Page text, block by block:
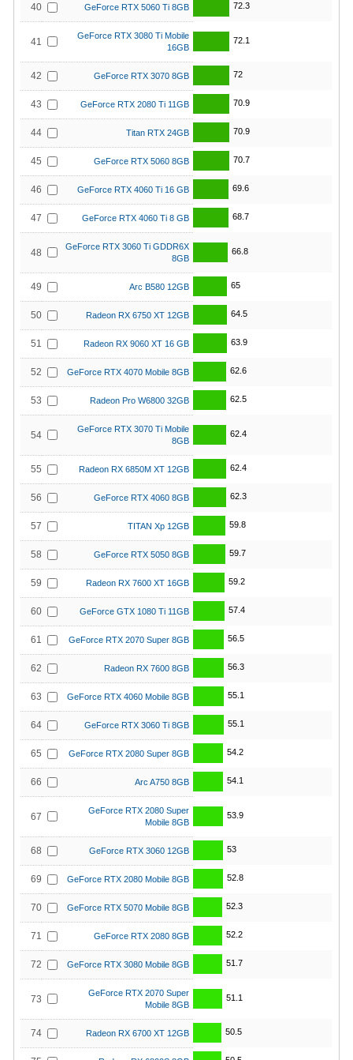
40 GeForce RTX 5060 Ti 8GB 72.3
41
GeForce RTX 3080 Ti Mobile
16GB
72.1
42 GeForce RTX 3070 8GB 72
43 GeForce RTX 2080 Ti 11GB 70.9
44 Titan RTX 24GB 70.9
45 GeForce RTX 5060 8GB 70.7
46 GeForce RTX 4060 Ti 16 GB 69.6
47 GeForce RTX 4060 Ti 8 GB 68.7
48
GeForce RTX 3060 Ti GDDR6X
8GB
66.8
49 Arc B580 12GB 65
50 Radeon RX 6750 XT 12GB 64.5
51 Radeon RX 9060 XT 16 GB 63.9
52 GeForce RTX 4070 Mobile 8GB 62.6
53 Radeon Pro W6800 32GB 62.5
54
GeForce RTX 3070 Ti Mobile
8GB
62.4
55 Radeon RX 6850M XT 12GB 62.4
56 GeForce RTX 4060 8GB 62.3
57 TITAN Xp 12GB 59.8
58 GeForce RTX 5050 8GB 59.7
59 Radeon RX 7600 XT 16GB 59.2
60 GeForce GTX 1080 Ti 11GB 57.4
61 GeForce RTX 2070 Super 8GB 56.5
62 Radeon RX 7600 8GB 56.3
63 GeForce RTX 4060 Mobile 8GB 55.1
64 GeForce RTX 3060 Ti 8GB 55.1
65 GeForce RTX 2080 Super 8GB 54.2
66 Arc A750 8GB 54.1
67
GeForce RTX 2080 Super
Mobile 8GB
53.9
68 GeForce RTX 3060 12GB 53
69 GeForce RTX 2080 Mobile 8GB 52.8
70 GeForce RTX 5070 Mobile 8GB 52.3
71 GeForce RTX 2080 8GB 52.2
72 GeForce RTX 3080 Mobile 8GB 51.7
73
GeForce RTX 2070 Super
Mobile 8GB
51.1
74 Radeon RX 6700 XT 12GB 50.5